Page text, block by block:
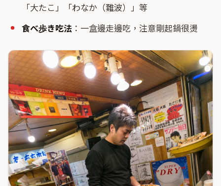
「大たこ」「わなか（難波）」等
食べ歩き吃法 ：一盒邊走邊吃，注意剛起鍋很燙